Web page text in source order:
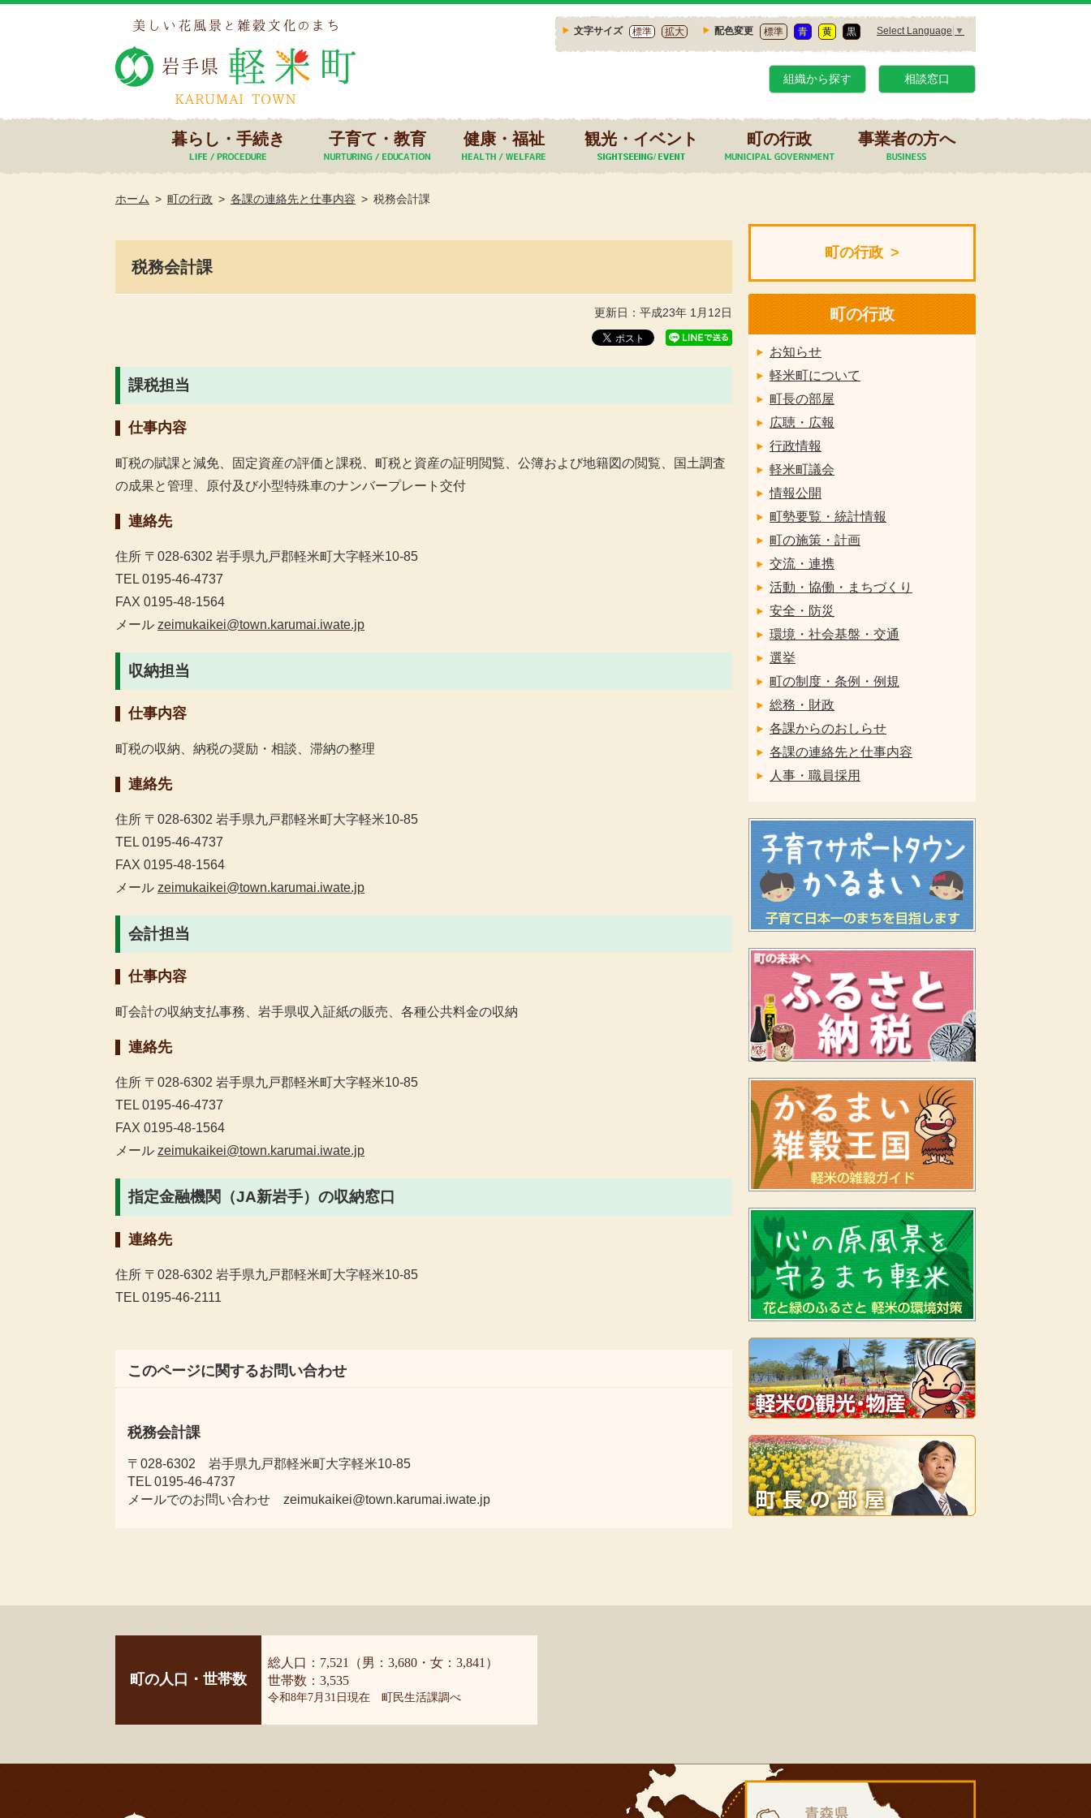
文字サイズ 標準 拡大 配色変更 標準 青 黄 黒 Select Language ▼
組織から探す 相談窓口
暮らし・手続き 子育て・教育 健康・福祉 観光・イベント 町の行政 事業者の方へ
ホーム 町の行政 各課の連絡先と仕事内容 税務会計課
税務会計課
更新日：平成23年 1月12日
課税担当
仕事内容
町税の賦課と減免、固定資産の評価と課税、町税と資産の証明閲覧、公簿および地籍図の閲覧、国土調査
の成果と管理、原付及び小型特殊車のナンバープレート交付
連絡先
住所 〒028-6302 岩手県九戸郡軽米町大字軽米10-85
TEL 0195-46-4737
FAX 0195-48-1564
メール zeimukaikei@town.karumai.iwate.jp
収納担当
仕事内容
町税の収納、納税の奨励・相談、滞納の整理
連絡先
住所 〒028-6302 岩手県九戸郡軽米町大字軽米10-85
TEL 0195-46-4737
FAX 0195-48-1564
メール zeimukaikei@town.karumai.iwate.jp
会計担当
仕事内容
町会計の収納支払事務、岩手県収入証紙の販売、各種公共料金の収納
連絡先
住所 〒028-6302 岩手県九戸郡軽米町大字軽米10-85
TEL 0195-46-4737
FAX 0195-48-1564
メール zeimukaikei@town.karumai.iwate.jp
指定金融機関（JA新岩手）の収納窓口
連絡先
住所 〒028-6302 岩手県九戸郡軽米町大字軽米10-85
TEL 0195-46-2111
このページに関するお問い合わせ
税務会計課
〒028-6302 岩手県九戸郡軽米町大字軽米10-85
TEL 0195-46-4737
メールでのお問い合わせ zeimukaikei@town.karumai.iwate.jp
町の行政
町の行政
お知らせ
軽米町について
町長の部屋
広聴・広報
行政情報
軽米町議会
情報公開
町勢要覧・統計情報
町の施策・計画
交流・連携
活動・協働・まちづくり
安全・防災
環境・社会基盤・交通
選挙
町の制度・条例・例規
総務・財政
各課からのおしらせ
各課の連絡先と仕事内容
人事・職員採用
町の人口・世帯数
総人口：7,521（男：3,680・女：3,841）
世帯数：3,535
令和8年7月31日現在 町民生活課調べ